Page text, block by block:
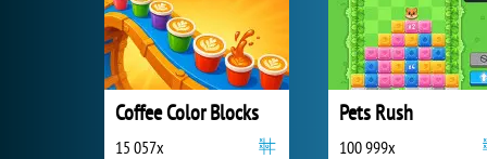
Coffee Color Blocks
15 057x
Pets Rush
100 999x